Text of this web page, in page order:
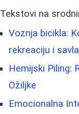
Tekstovi na
Voznja bicikla:
rekreaciju i
Hemijski Piling:
Ožiljke
Emocionalna